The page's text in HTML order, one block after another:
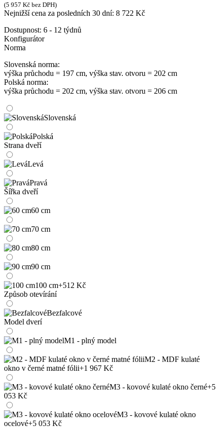
(5 957 Kč bez DPH)
Nejnižší cena za posledních 30 dní: 8 722 Kč
Dostupnost: 6 - 12 týdnů
Konfigurátor
Norma
Slovenská norma:
výška průchodu = 197 cm, výška stav. otvoru = 202 cm
Polská norma:
výška průchodu = 202 cm, výška stav. otvoru = 206 cm
Slovenská
Polská
Strana dveří
Levá
Pravá
Šířka dveří
60 cm
70 cm
80 cm
90 cm
100 cm+512 Kč
Způsob otevírání
Bezfalcové
Model dverí
M1 - plný model
M2 - MDF kulaté
okno v černé matné fólii+1 967 Kč
M3 - kovové kulaté okno černé+5
053 Kč
M3 - kovové kulaté okno
ocelové+5 053 Kč